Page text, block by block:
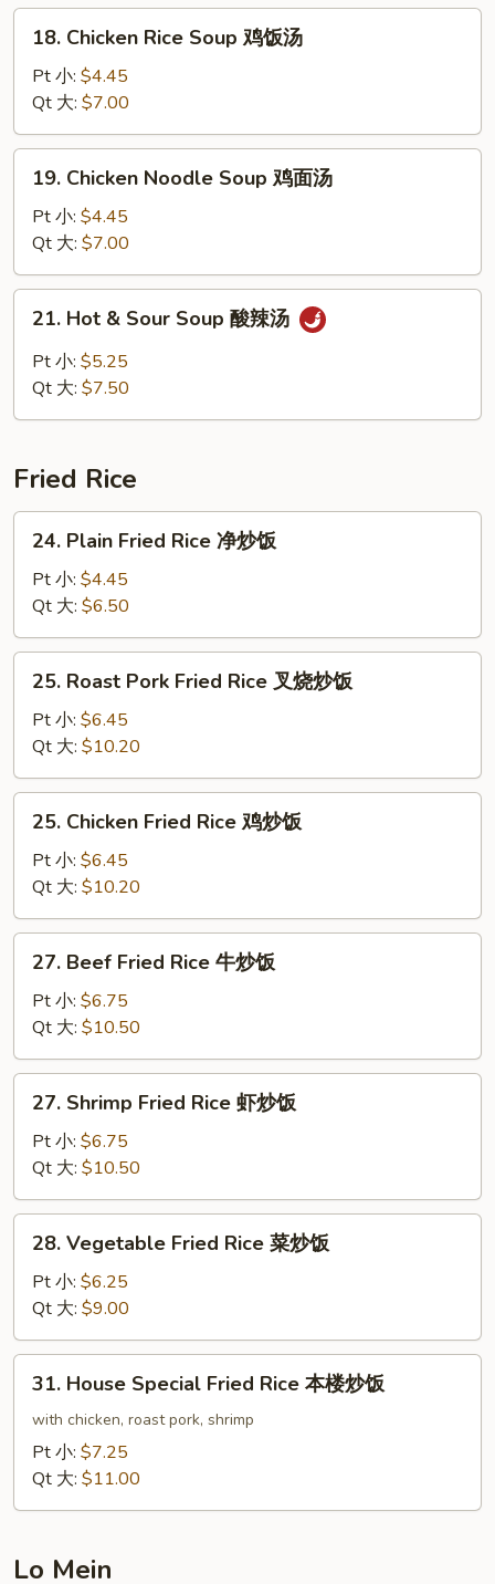
花
Chicken
Rice
Soup
鸡
饭
18. Chicken Rice Soup 鸡饭汤
Pt 小: $4.45
Qt 大: $7.00
Chicken
Noodle
Soup
鸡
面
19. Chicken Noodle Soup 鸡面汤
Pt 小: $4.45
Qt 大: $7.00
Hot
Sour
汤
21. Hot & Sour Soup 酸辣汤
Pt 小: $5.25
Qt 大: $7.50
Fried Rice
Plain
Fried
Rice
净
炒
24. Plain Fried Rice 净炒饭
Pt 小: $4.45
Qt 大: $6.50
Roast
Pork
Fried
Rice
叉
25. Roast Pork Fried Rice 叉烧炒饭
Pt 小: $6.45
Qt 大: $10.20
Chicken
Fried
Rice
鸡
炒
25. Chicken Fried Rice 鸡炒饭
Pt 小: $6.45
Qt 大: $10.20
Beef
Fried
Rice
牛
炒
27. Beef Fried Rice 牛炒饭
Pt 小: $6.75
Qt 大: $10.50
Shrimp
Fried
Rice
虾
炒
27. Shrimp Fried Rice 虾炒饭
Pt 小: $6.75
Qt 大: $10.50
Vegetable
Fried
Rice
菜
炒
28. Vegetable Fried Rice 菜炒饭
Pt 小: $6.25
Qt 大: $9.00
House
Special
Fried
Rice
31. House Special Fried Rice 本楼炒饭
with chicken, roast pork, shrimp
Pt 小: $7.25
Qt 大: $11.00
Lo Mein